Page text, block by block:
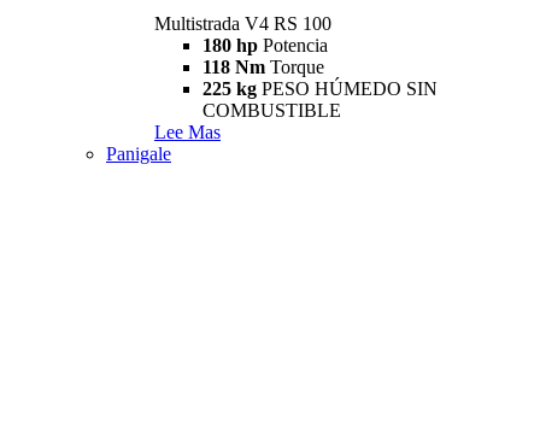
Multistrada V4 RS 100
180 hp Potencia
118 Nm Torque
225 kg PESO HÚMEDO SIN
COMBUSTIBLE
Lee Mas
Panigale